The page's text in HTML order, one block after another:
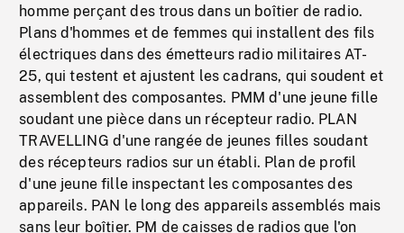
homme perçant des trous dans un boîtier de radio.
Plans d'hommes et de femmes qui installent des fils
électriques dans des émetteurs radio militaires AT-
25, qui testent et ajustent les cadrans, qui soudent et
assemblent des composantes. PMM d'une jeune fille
soudant une pièce dans un récepteur radio. PLAN
TRAVELLING d'une rangée de jeunes filles soudant
des récepteurs radios sur un établi. Plan de profil
d'une jeune fille inspectant les composantes des
appareils. PAN le long des appareils assemblés mais
sans leur boîtier. PM de caisses de radios que l'on